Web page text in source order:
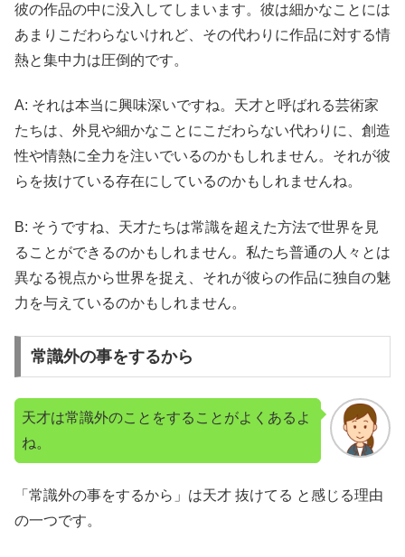
彼の作品の中に没入してしまいます。彼は細かなことには
あまりこだわらないけれど、その代わりに作品に対する情
熱と集中力は圧倒的です。
A: それは本当に興味深いですね。天才と呼ばれる芸術家
たちは、外見や細かなことにこだわらない代わりに、創造
性や情熱に全力を注いでいるのかもしれません。それが彼
らを抜けている存在にしているのかもしれませんね。
B: そうですね、天才たちは常識を超えた方法で世界を見
ることができるのかもしれません。私たち普通の人々とは
異なる視点から世界を捉え、それが彼らの作品に独自の魅
力を与えているのかもしれません。
常識外の事をするから
天才は常識外のことをすることがよくあるよ
ね。
「常識外の事をするから」は天才 抜けてる と感じる理由
の一つです。